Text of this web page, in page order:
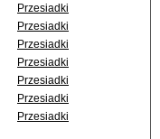
Przesiadki
Przesiadki
Przesiadki
Przesiadki
Przesiadki
Przesiadki
Przesiadki